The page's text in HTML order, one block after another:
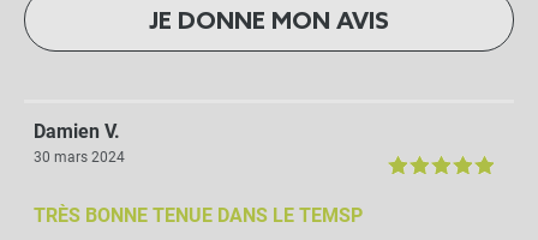
JE DONNE MON AVIS
Damien V.
30 mars 2024
TRÈS BONNE TENUE DANS LE TEMSP